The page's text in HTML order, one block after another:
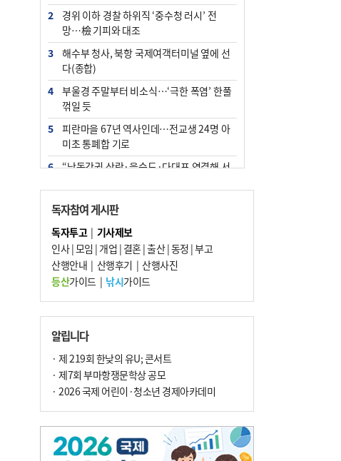
2
경위 이하 경찰 하위직 ‘중수청 러시’ 전
망…檢 기피와 대조
3
해수부 청사, 북항 국제여객터미널 옆에 선
다(종합)
4
부울경 주말부터 비소식…‘극한 폭염’ 한풀
꺾일 듯
5
피란마을 67년 역사인데…전교생 24명 아
미초 통폐합 기로
6
“낙동강권 삼락·을숙도·다대포 연결해 서
7
오늘의 날씨- 2026년 8월 7일
8
외국인 선원 ‘인신매매 경유지’ 된 부산…
우려가 현실로
9
[사설] 해수부 신청사 북항으로 확정, 해양
수도 도약의 전환점
10 르노 못 타는 부산시장…관용차 규정에 막
힌 지역기업 응원
독자참여 게시판
독자투고| 기사제보
인사|모임 | 개업 | 결혼|출산|동정 |부고
산행안내 | 산행후기 | 산행사진
등산가이드| 낚시가이드
알립니다
· 제 219회 한낮의 유U; 콘서트
· 제7회 부마항쟁문학상 공모
· 2026 국제 어린이·청소년 경제아카데미